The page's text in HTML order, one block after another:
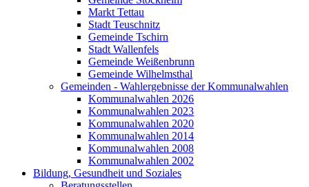
Markt Tettau
Stadt Teuschnitz
Gemeinde Tschirn
Stadt Wallenfels
Gemeinde Weißenbrunn
Gemeinde Wilhelmsthal
Gemeinden - Wahlergebnisse der Kommunalwahlen
Kommunalwahlen 2026
Kommunalwahlen 2023
Kommunalwahlen 2020
Kommunalwahlen 2014
Kommunalwahlen 2008
Kommunalwahlen 2002
Bildung, Gesundheit und Soziales